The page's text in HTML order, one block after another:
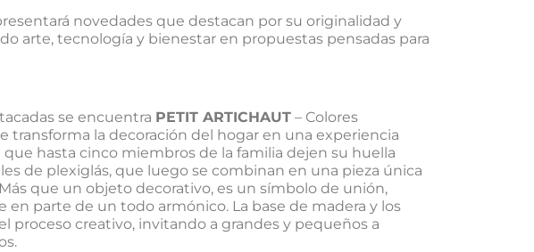
novedades que destacan por su originalidad y
arte, tecnología y bienestar en propuestas pensadas para
se encuentra PETIT ARTICHAUT– Colores
transforma la decoración del hogar en una experiencia
hasta cinco miembros de la familia dejen su huella
de plexiglás, que luego se combinan en una pieza única
que un objeto decorativo, es un símbolo de unión,
en parte de un todo armónico. La base de madera y los
proceso creativo, invitando a grandes y pequeños a